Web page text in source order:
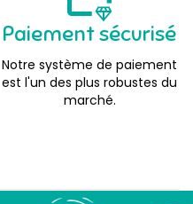
Paiement sécurisé
Notre système de paiement
est l'un des plus robustes du
marché.